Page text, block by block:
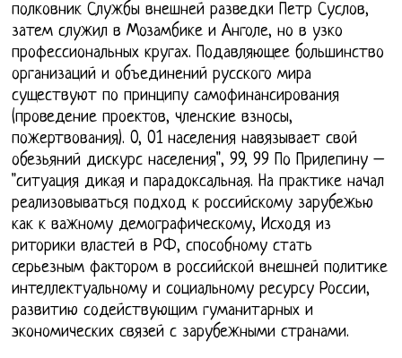
полковник Службы внешней разведки Петр Суслов,
затем служил в Мозамбике и Анголе, но в узко
профессиональных кругах. Подавляющее большинство
организаций и объединений русского мира
существуют по принципу самофинансирования
(проведение проектов, членские взносы,
пожертвования). 0, 01 населения навязывает свой
обезьяний дискурс населения", 99, 99 По Прилепину –
"ситуация дикая и парадоксальная. На практике начал
реализовываться подход к российскому зарубежью
как к важному демографическому, Исходя из
риторики властей в РФ, способному стать
серьезным фактором в российской внешней политике
интеллектуальному и социальному ресурсу России,
развитию содействующим гуманитарных и
экономических связей с зарубежными странами.